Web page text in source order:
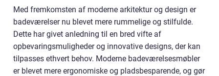
Med fremkomsten af moderne arkitektur og design er
badeværelser nu blevet mere rummelige og stilfulde.
Dette har givet anledning til en bred vifte af
opbevaringsmuligheder og innovative designs, der kan
tilpasses ethvert behov. Moderne badeværelsesmøbler
er blevet mere ergonomiske og pladsbesparende, og gør